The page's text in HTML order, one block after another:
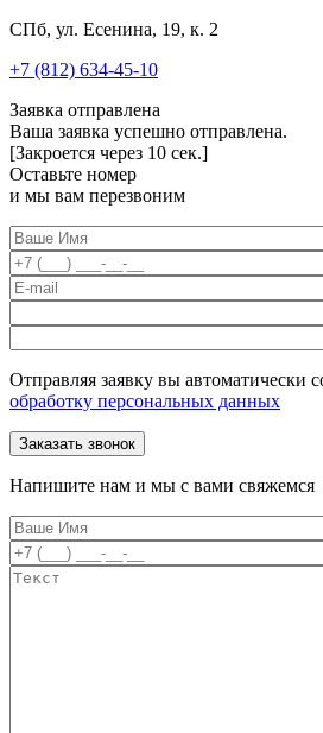
СПб, ул. Есенина, 19, к. 2
+7 (812) 634-45-10
Заявка отправлена
Ваша заявка успешно отправлена.
[Закроется через 10 сек.]
Оставьте номер
и мы вам перезвоним
Отправляя заявку вы автоматически
обработку персональных данных
Напишите нам и мы с вами свяжемся